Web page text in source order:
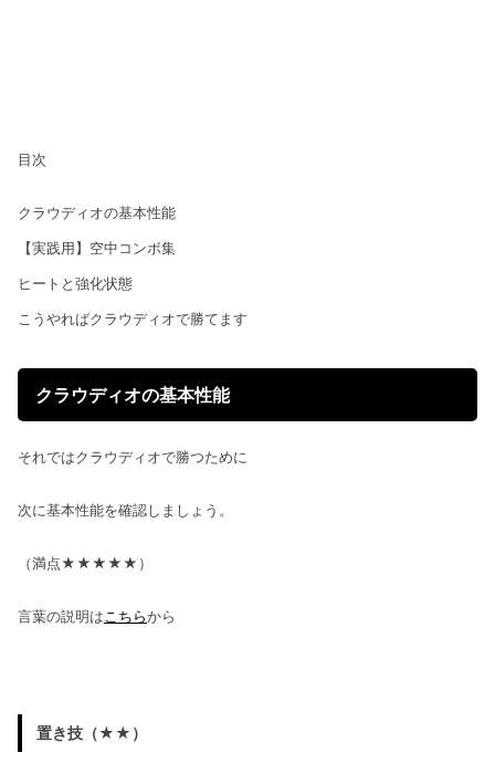
目次
クラウディオの基本性能
【実践用】空中コンボ集
ヒートと強化状態
こうやればクラウディオで勝てます
クラウディオの基本性能
それではクラウディオで勝つために
次に基本性能を確認しましょう。
（満点★★★★★）
言葉の説明は こちらから
置き技（★★）